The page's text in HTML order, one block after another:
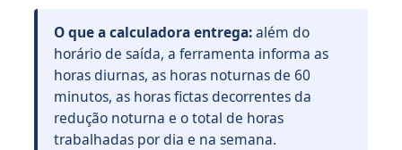
O que a calculadora entrega:além do
horário de saída, a ferramenta informa as
horas diurnas, as horas noturnas de 60
minutos, as horas fictas decorrentes da
redução noturna e o total de horas
trabalhadas por dia e na semana.